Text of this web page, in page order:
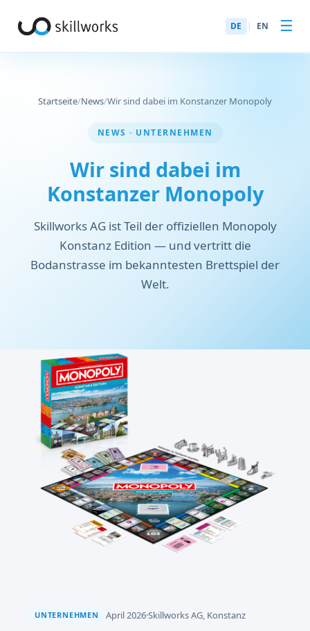
DE | EN ☰
Startseite/News/Wir sind dabei im Konstanzer Monopoly
NEWS · UNTERNEHMEN
Wir sind dabei im
Konstanzer Monopoly
Skillworks AG ist Teil der offiziellen Monopoly
Konstanz Edition — und vertritt die
Bodanstrasse im bekanntesten Brettspiel der
Welt.
UNTERNEHMEN April 2026·Skillworks AG, Konstanz